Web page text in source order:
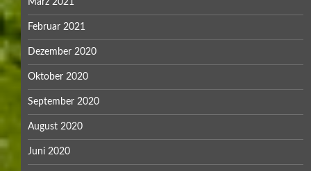
März 2021
Februar 2021
Dezember 2020
Oktober 2020
September 2020
August 2020
Juni 2020